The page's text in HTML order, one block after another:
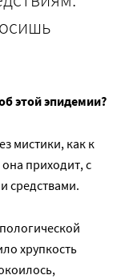
этой эпидемии?
мистики, как к
приходит, с
средствами.
хрупкость